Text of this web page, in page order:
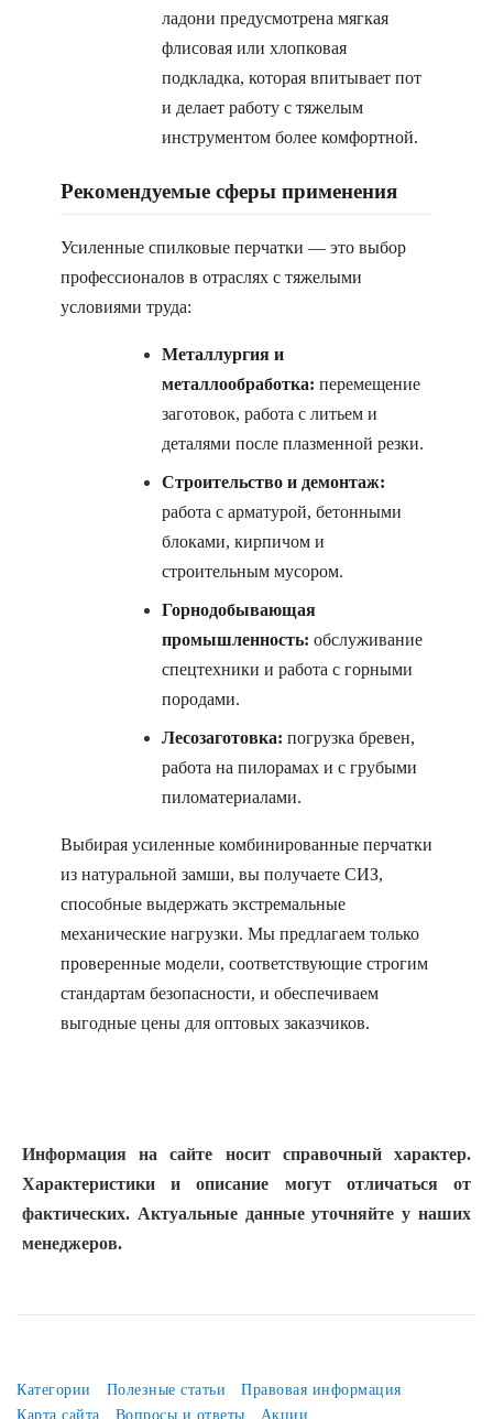
ладони предусмотрена мягкая
флисовая или хлопковая
подкладка, которая впитывает пот
и делает работу с тяжелым
инструментом более комфортной.
Рекомендуемые сферы применения
Усиленные спилковые перчатки — это выбор
профессионалов в отраслях с тяжелыми
условиями труда:
Металлургия и
металлообработка: перемещение
заготовок, работа с литьем и
деталями после плазменной резки.
Строительство и демонтаж:
работа с арматурой, бетонными
блоками, кирпичом и
строительным мусором.
Горнодобывающая
промышленность: обслуживание
спецтехники и работа с горными
породами.
Лесозаготовка: погрузка бревен,
работа на пилорамах и с грубыми
пиломатериалами.
Выбирая усиленные комбинированные перчатки
из натуральной замши, вы получаете СИЗ,
способные выдержать экстремальные
механические нагрузки. Мы предлагаем только
проверенные модели, соответствующие строгим
стандартам безопасности, и обеспечиваем
выгодные цены для оптовых заказчиков.
Информация на сайте носит справочный характер.
Характеристики и описание могут отличаться от
фактических. Актуальные данные уточняйте у наших
менеджеров.
Категории Полезные статьи
Правовая информация
Карта сайта
Вопросы и ответы Акции